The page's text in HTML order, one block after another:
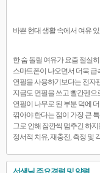
바쁜 현대 생활 속에서 여유
한 숨 돌릴 여유가 요즘 절실
스마트폰이 나오면서 더욱 급
연필을 사용하기보다는 전자
지금도 연필을 쓰고 빨간펜으
연필이 나무로 된 부분 덕에
깎아야 한다는 점이 가장 큰
그로 인해 잠깐씩 멈추긴 하
정서적 치유, 재충전, 측정 및